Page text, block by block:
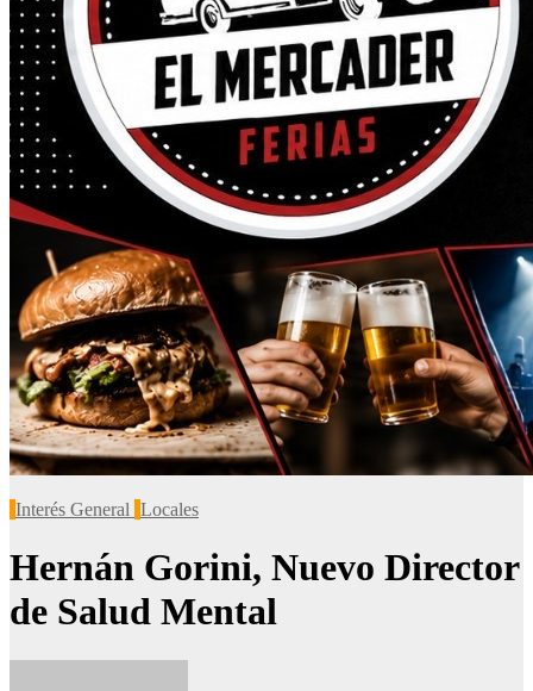
Interés General Locales
Hernán Gorini, Nuevo Director
de Salud Mental